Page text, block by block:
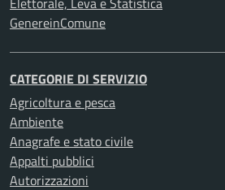
GenereinComune
CATEGORIE DI SERVIZIO
Agricoltura e pesca
Ambiente
Anagrafe e stato civile
Appalti pubblici
Autorizzazioni